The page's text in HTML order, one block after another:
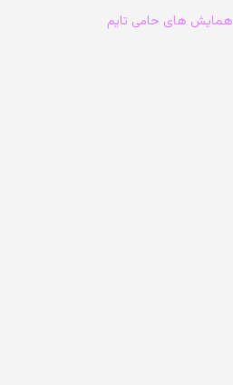
همایش های حامی تایم